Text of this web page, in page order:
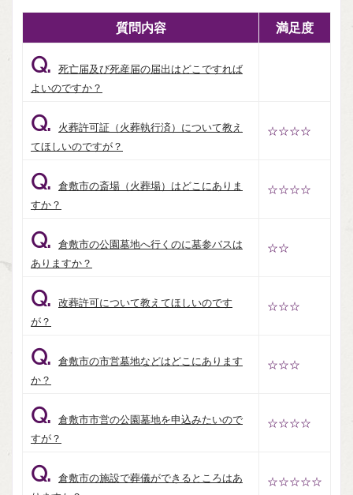
質問内容 満足度
Q. 死亡届及び死産届の届出はどこですれば
よいのですか？
Q. 火葬許可証（火葬執行済）について教え
てほしいのですが？
☆☆☆☆
Q. 倉敷市の斎場（火葬場）はどこにありま
すか？
☆☆☆☆
Q. 倉敷市の公園墓地へ行くのに墓参バスは
ありますか？
☆☆
Q. 改葬許可について教えてほしいのです
が？
☆☆☆
Q. 倉敷市の市営墓地などはどこにあります
か？
☆☆☆
Q. 倉敷市市営の公園墓地を申込みたいので
すが？
☆☆☆☆
Q. 倉敷市の施設で葬儀ができるところはあ
☆☆☆☆☆